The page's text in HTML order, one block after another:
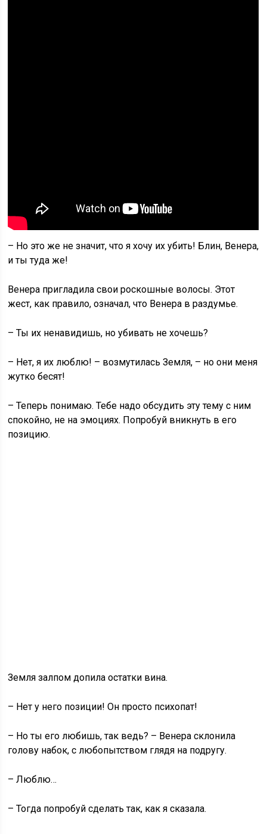
– Но это же не значит, что я хочу их убить! Блин, Венера,
и ты туда же!
Венера пригладила свои роскошные волосы. Этот
жест, как правило, означал, что Венера в раздумье.
– Ты их ненавидишь, но убивать не хочешь?
– Нет, я их люблю! – возмутилась Земля, – но они меня
жутко бесят!
– Теперь понимаю. Тебе надо обсудить эту тему с ним
спокойно, не на эмоциях. Попробуй вникнуть в его
позицию.
Земля залпом допила остатки вина.
– Нет у него позиции! Он просто психопат!
– Но ты его любишь, так ведь? – Венера склонила
голову набок, с любопытством глядя на подругу.
– Люблю…
– Тогда попробуй сделать так, как я сказала.